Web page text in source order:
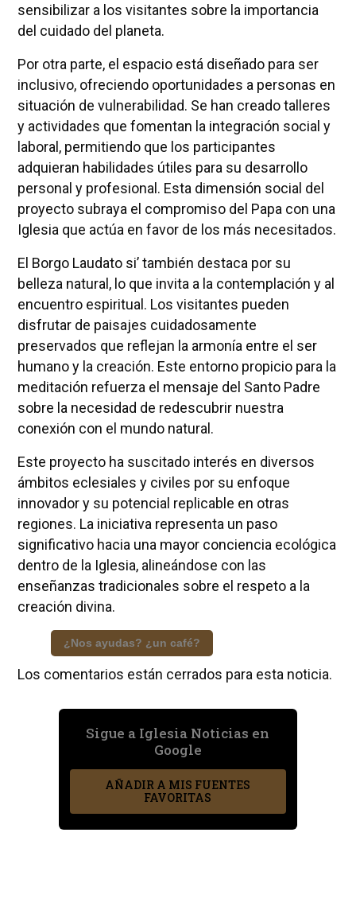
sensibilizar a los visitantes sobre la importancia
del cuidado del planeta.
Por otra parte, el espacio está diseñado para ser
inclusivo, ofreciendo oportunidades a personas en
situación de vulnerabilidad. Se han creado talleres
y actividades que fomentan la integración social y
laboral, permitiendo que los participantes
adquieran habilidades útiles para su desarrollo
personal y profesional. Esta dimensión social del
proyecto subraya el compromiso del Papa con una
Iglesia que actúa en favor de los más necesitados.
El Borgo Laudato si’ también destaca por su
belleza natural, lo que invita a la contemplación y al
encuentro espiritual. Los visitantes pueden
disfrutar de paisajes cuidadosamente
preservados que reflejan la armonía entre el ser
humano y la creación. Este entorno propicio para la
meditación refuerza el mensaje del Santo Padre
sobre la necesidad de redescubrir nuestra
conexión con el mundo natural.
Este proyecto ha suscitado interés en diversos
ámbitos eclesiales y civiles por su enfoque
innovador y su potencial replicable en otras
regiones. La iniciativa representa un paso
significativo hacia una mayor conciencia ecológica
dentro de la Iglesia, alineándose con las
enseñanzas tradicionales sobre el respeto a la
creación divina.
¿Nos ayudas? ¿un café?
Los comentarios están cerrados para esta noticia.
Sigue a Iglesia Noticias en
Google
AÑADIR A MIS FUENTES
FAVORITAS